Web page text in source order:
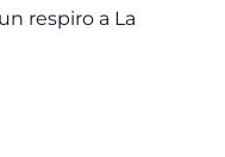
respiro a La